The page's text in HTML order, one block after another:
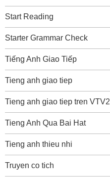
Start Reading
Starter Grammar Check
Tiếng Anh Giao Tiếp
Tieng anh giao tiep
Tieng anh giao tiep tren VTV2
Tieng Anh Qua Bai Hat
Tieng anh thieu nhi
Truyen co tich